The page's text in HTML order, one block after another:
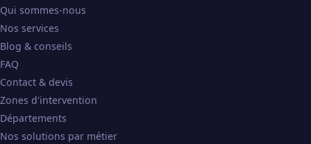
Qui sommes-nous
Nos services
Blog & conseils
FAQ
Contact & devis
Zones d'intervention
Départements
Nos solutions par métier